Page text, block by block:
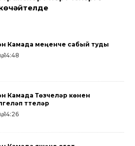
Камада меңенче сабый туды
14:48
Камада Төзүчеләр көнен
үттеләр
14:26